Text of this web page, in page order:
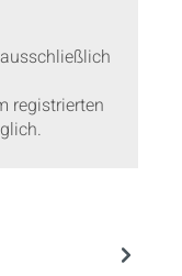
registrierten